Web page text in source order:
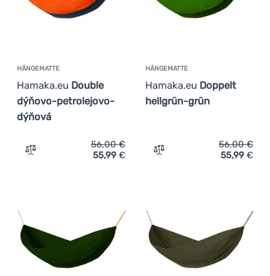
HÄNGEMATTE
Hamaka.eu Double
dýňovo-petrolejovo-
dýňová
Zum Vergleich 'Hängematte Hamaka.eu Double
56,00€
55,99 €
HÄNGEMATTE
Hamaka.eu Doppelt
hellgrün-grün
Zum Vergleich
56,00€
55,99 €